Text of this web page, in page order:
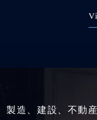
製造、建設、不動産